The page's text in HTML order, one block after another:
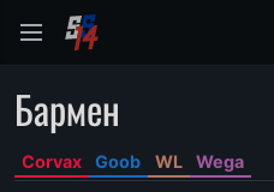
Бармен
Corvax Goob WL Wega